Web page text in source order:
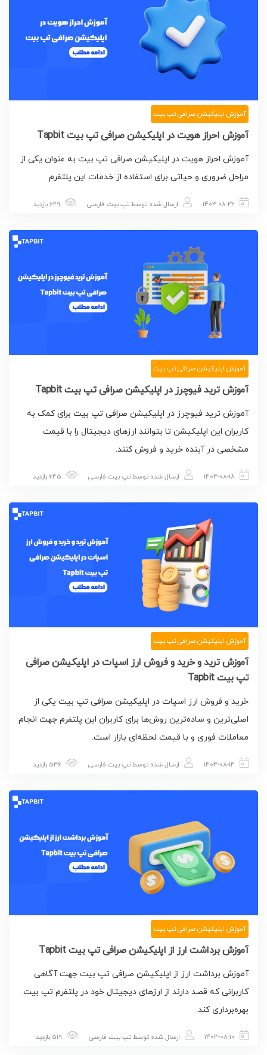
آموزش اپلیکیشن صرافی تپ بیت
آموزش احراز هویت در اپلیکیشن صرافی تپ بیت Tapbit
آموزش احراز هویت در اپلیکیشن صرافی تپ بیت به عنوان یکی از
مراحل ضروری و حیاتی برای استفاده از خدمات این پلتفرم.
1403-08-22 ارسال شده توسطتپ بیت فارسی
آموزش اپلیکیشن صرافی تپ بیت
آموزش ترید فیوچرز در اپلیکیشن صرافی تپ بیت Tapbit
آموزش ترید فیوچرز در اپلیکیشن صرافی تپ بیت برای کمک به
کاربران این اپلیکیشن تا بتوانند ارزهای دیجیتال را با قیمت
مشخصی در آینده خرید و فروش کنند.
1403-08-18 ارسال شده توسطتپ بیت فارسی
آموزش اپلیکیشن صرافی تپ بیت
آموزش ترید و خرید و فروش ارز اسپات در اپلیکیشن صرافی
تپ بیت Tapbit
خرید و فروش ارز اسپات در اپلیکیشن صرافی تپ بیت یکی از
اصلی‌ترین و ساده‌ترین روش‌ها برای کاربران این پلتفرم جهت انجام
معاملات فوری و با قیمت لحظه‌ای بازار است.
1403-08-14 ارسال شده توسطتپ بیت فارسی
آموزش اپلیکیشن صرافی تپ بیت
آموزش برداشت ارز از اپلیکیشن صرافی تپ بیت Tapbit
آموزش برداشت ارز از اپلیکیشن صرافی تپ بیت جهت آگاهی
کاربرانی که قصد دارند از ارزهای دیجیتال خود در پلتفرم تپ بیت
بهره‌برداری کند.
1403-08-10 ارسال شده توسطتپ بیت فارسی